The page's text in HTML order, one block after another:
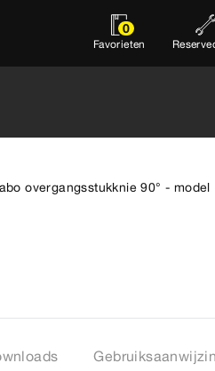
0
Favorieten
overgangsstukknie 90° - model